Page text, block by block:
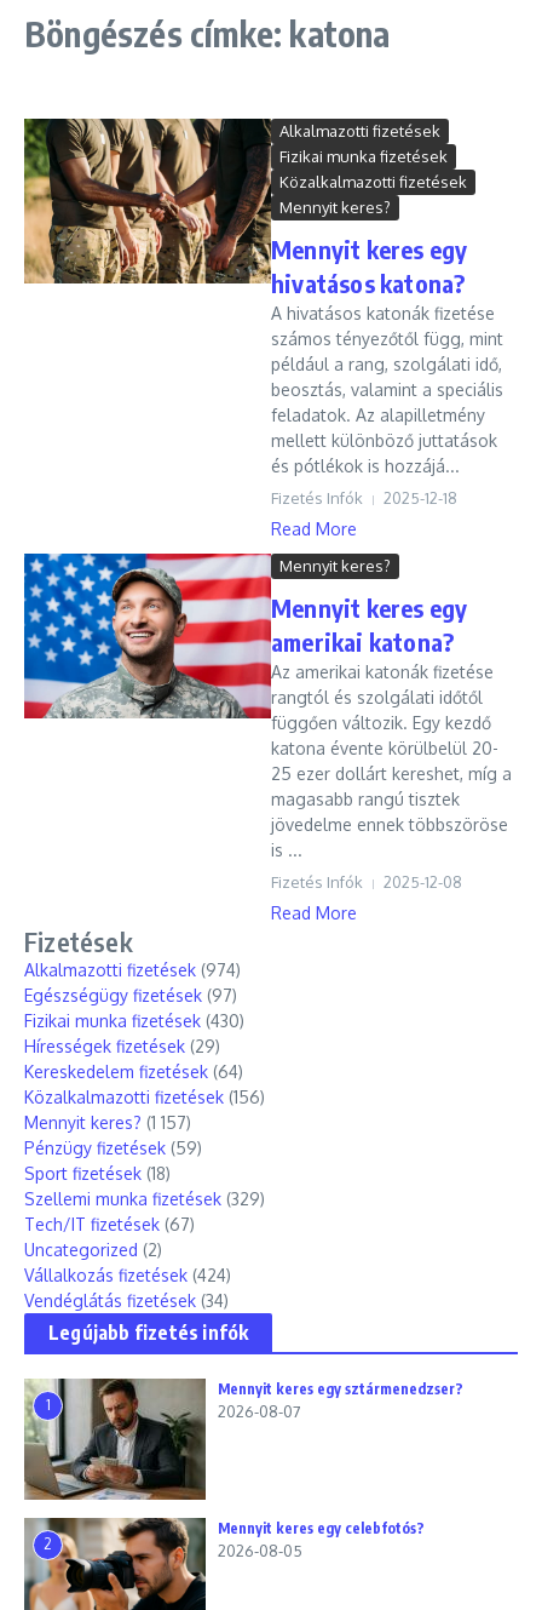
Böngészés címke: katona
Alkalmazotti fizetések
Fizikai munka fizetések
Közalkalmazotti fizetések
Mennyit keres?
Mennyit keres egy
hivatásos katona?
A hivatásos katonák fizetése
számos tényezőtől függ, mint
például a rang, szolgálati idő,
beosztás, valamint a speciális
feladatok. Az alapilletmény
mellett különböző juttatások
és pótlékok is hozzájá...
Fizetés Infók 2025-12-18
Read More
Mennyit keres?
Mennyit keres egy
amerikai katona?
Az amerikai katonák fizetése
rangtól és szolgálati időtől
függően változik. Egy kezdő
katona évente körülbelül 20-
25 ezer dollárt kereshet, míg a
magasabb rangú tisztek
jövedelme ennek többszöröse
is ...
Fizetés Infók 2025-12-08
Read More
Fizetések
Alkalmazotti fizetések (974)
Egészségügy fizetések (97)
Fizikai munka fizetések (430)
Hírességek fizetések (29)
Kereskedelem fizetések (64)
Közalkalmazotti fizetések (156)
Mennyit keres? (1 157)
Pénzügy fizetések (59)
Sport fizetések (18)
Szellemi munka fizetések (329)
Tech/IT fizetések (67)
Uncategorized (2)
Vállalkozás fizetések (424)
Vendéglátás fizetések (34)
Legújabb fizetés infók
1
Mennyit keres egy sztármenedzser?
2026-08-07
2
Mennyit keres egy celebfotós?
2026-08-05